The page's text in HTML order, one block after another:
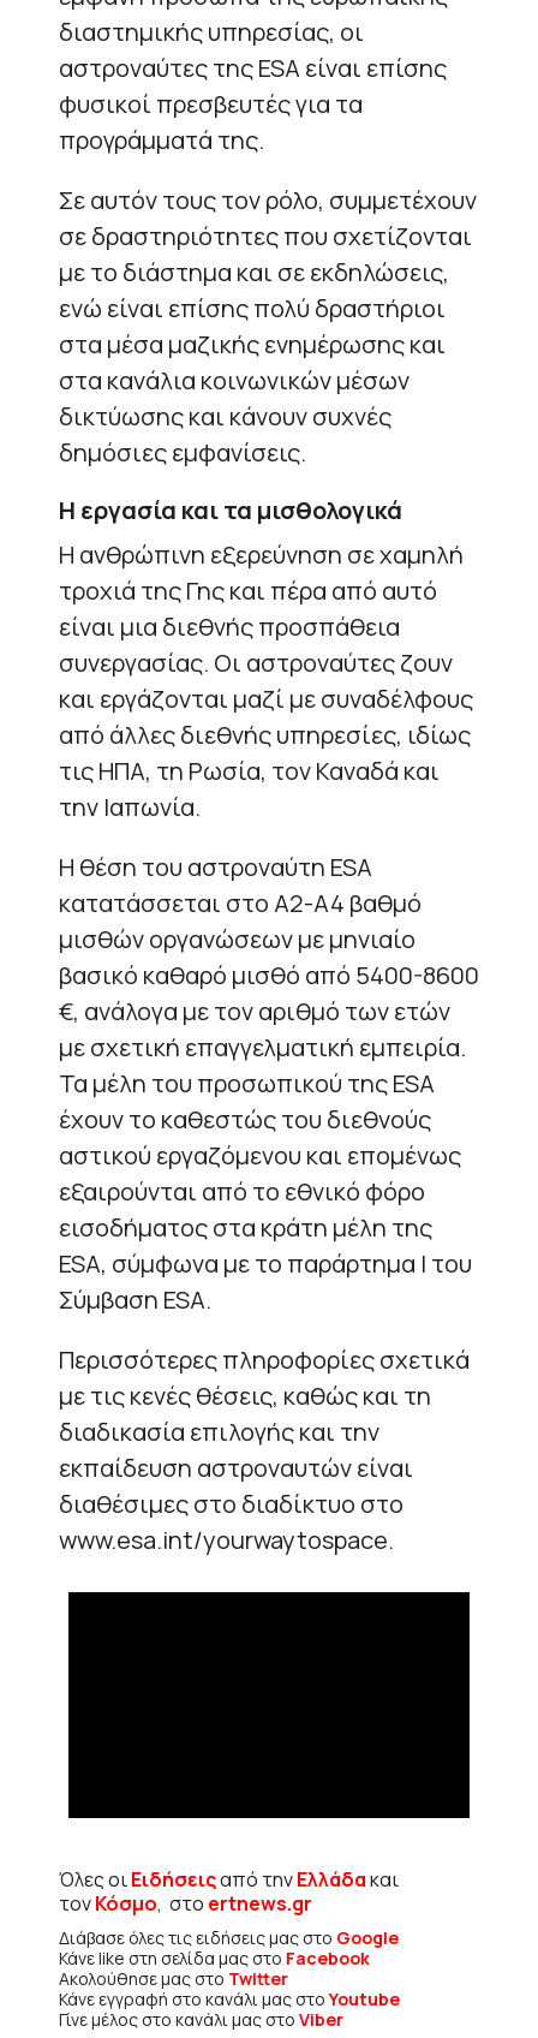
διαστημικής υπηρεσίας, οι
αστροναύτες της ESA είναι επίσης
φυσικοί πρεσβευτές για τα
προγράμματά της.
Σε αυτόν τους τον ρόλο, συμμετέχουν
σε δραστηριότητες που σχετίζονται
με το διάστημα και σε εκδηλώσεις,
ενώ είναι επίσης πολύ δραστήριοι
στα μέσα μαζικής ενημέρωσης και
στα κανάλια κοινωνικών μέσων
δικτύωσης και κάνουν συχνές
δημόσιες εμφανίσεις.
Η εργασία και τα μισθολογικά
Η ανθρώπινη εξερεύνηση σε χαμηλή
τροχιά της Γης και πέρα από αυτό
είναι μια διεθνής προσπάθεια
συνεργασίας. Οι αστροναύτες ζουν
και εργάζονται μαζί με συναδέλφους
από άλλες διεθνής υπηρεσίες, ιδίως
τις ΗΠΑ, τη Ρωσία, τον Καναδά και
την Ιαπωνία.
Η θέση του αστροναύτη ESA
κατατάσσεται στο A2-A4 βαθμό
μισθών οργανώσεων με μηνιαίο
βασικό καθαρό μισθό από 5400-8600
€, ανάλογα με τον αριθμό των ετών
με σχετική επαγγελματική εμπειρία.
Τα μέλη του προσωπικού της ESA
έχουν το καθεστώς του διεθνούς
αστικού εργαζόμενου και επομένως
εξαιρούνται από το εθνικό φόρο
εισοδήματος στα κράτη μέλη της
ESA, σύμφωνα με το παράρτημα I του
Σύμβαση ESA.
Περισσότερες πληροφορίες σχετικά
με τις κενές θέσεις, καθώς και τη
διαδικασία επιλογής και την
εκπαίδευση αστροναυτών είναι
διαθέσιμες στο διαδίκτυο στο
www.esa.int/yourwaytospace.
Όλες οιΕιδήσειςαπό τηνΕλλάδακαι
τονΚόσμο, στο ertnews.gr
Διάβασε όλες τις ειδήσεις μας στο Google
Κάνε like στη σελίδα μας στο Facebook
Ακολούθησε μας στο Twitter
Κάνε εγγραφή στο κανάλι μας στοYoutube
Γίνε μέλος στο κανάλι μας στο Viber